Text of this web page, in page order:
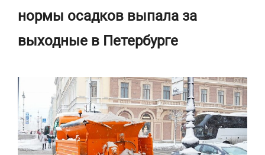
нормы осадков выпала за
выходные в Петербурге